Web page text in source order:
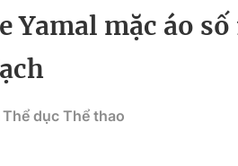
nghệ
Yamal mặc áo
dục Thể thao